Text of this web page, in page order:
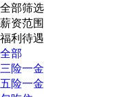
全部筛选
薪资范围
福利待遇
全部
三险一金
五险一金